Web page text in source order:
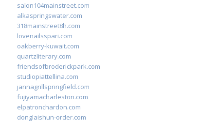
salon104mainstreet.com
alkaspringswater.com
318mainstreet8h.com
lovenailsspari.com
oakberry-kuwait.com
quartzliterary.com
friendsofbroderickpark.com
studiopiattellina.com
jannagrillspringfield.com
fujiyamacharleston.com
elpatronchardon.com
donglaishun-order.com